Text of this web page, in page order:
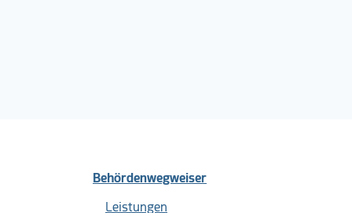
Behördenwegweiser
Leistungen